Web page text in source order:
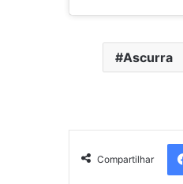
Ascurra
Compartilhar